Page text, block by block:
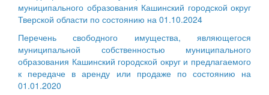
муниципального образования Кашинский городской округ
Тверской области по состоянию на 01.10.2024
Перечень свободного имущества, являющегося
муниципальной собственностью муниципального
образования Кашинский городской округ и предлагаемого
к передаче в аренду или продаже по состоянию на
01.01.2020